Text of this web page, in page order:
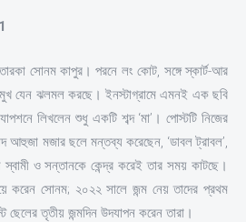
সোনম কাপুর। পরনে লং কোট, সঙ্গে স্কার্ট-আর
মুখ যেন ঝলমল করছে। ইনস্টাগ্রামে এমনই এক ছবি
লিখলেন শুধু একটি শব্দ ‘মা’। পোস্টটি নিজের
আহুজা মজার ছলে মন্তব্য করেছেন, ‘ডাবল ট্রাবল’,
স্বামী ও সন্তানকে কেন্দ্র করেই তার সময় কাটছে।
করেন সোনম; ২০২২ সালে জন্ম নেয় তাদের প্রথম
তৃতীয় জন্মদিন উদযাপন করেন তারা।